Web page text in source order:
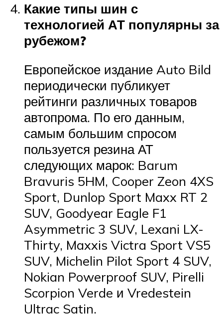
Какие типы шин с
технологией АТ популярны за
рубежом?
Европейское издание Auto Bild
периодически публикует
рейтинги различных товаров
автопрома. По его данным,
самым большим спросом
пользуется резина АТ
следующих марок: Barum
Bravuris 5HM, Cooper Zeon 4XS
Sport, Dunlop Sport Maxx RT 2
SUV, Goodyear Eagle F1
Asymmetric 3 SUV, Lexani LX-
Thirty, Maxxis Victra Sport VS5
SUV, Michelin Pilot Sport 4 SUV,
Nokian Powerproof SUV, Pirelli
Scorpion Verde и Vredestein
Ultrac Satin.